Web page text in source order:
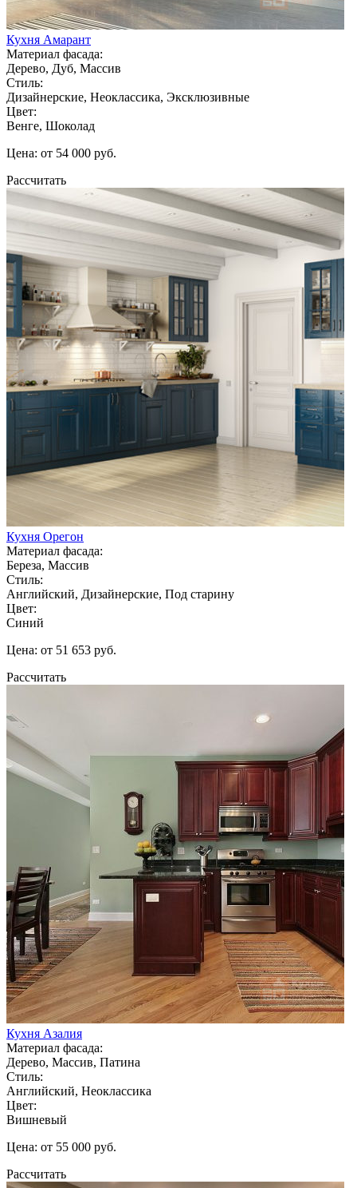
Кухня Амарант
Материал фасада:
Дерево, Дуб, Массив
Стиль:
Дизайнерские, Неоклассика, Эксклюзивные
Цвет:
Венге, Шоколад
Цена: от 54 000 руб.
Рассчитать
Кухня Орегон
Материал фасада:
Береза, Массив
Стиль:
Английский, Дизайнерские, Под старину
Цвет:
Синий
Цена: от 51 653 руб.
Рассчитать
Кухня Азалия
Материал фасада:
Дерево, Массив, Патина
Стиль:
Английский, Неоклассика
Цвет:
Вишневый
Цена: от 55 000 руб.
Рассчитать